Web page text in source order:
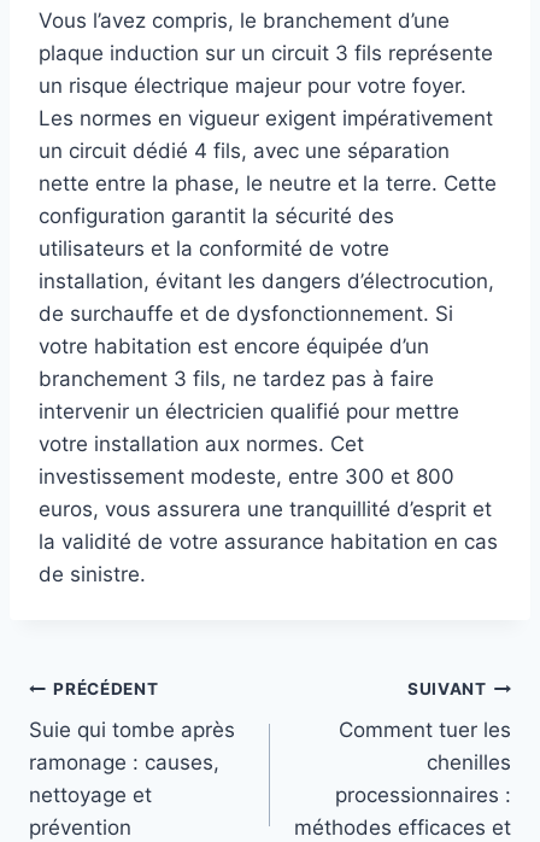
Vous l’avez compris, le branchement d’une
plaque induction sur un circuit 3 fils représente
un risque électrique majeur pour votre foyer.
Les normes en vigueur exigent impérativement
un circuit dédié 4 fils, avec une séparation
nette entre la phase, le neutre et la terre. Cette
configuration garantit la sécurité des
utilisateurs et la conformité de votre
installation, évitant les dangers d’électrocution,
de surchauffe et de dysfonctionnement. Si
votre habitation est encore équipée d’un
branchement 3 fils, ne tardez pas à faire
intervenir un électricien qualifié pour mettre
votre installation aux normes. Cet
investissement modeste, entre 300 et 800
euros, vous assurera une tranquillité d’esprit et
la validité de votre assurance habitation en cas
de sinistre.
Navigation
de
l’article
PRÉCÉDENT
Suie qui tombe après
ramonage : causes,
nettoyage et
prévention
SUIVANT
Comment tuer les
chenilles
processionnaires :
méthodes efficaces et